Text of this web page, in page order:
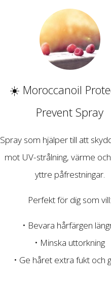
☀️ Moroccanoil
Prevent Spray
Spray som hjälper till att
mot UV-strålning, värme
yttre påfrestningar.
Perfekt för dig som vill:
• Bevara hårfärgen
• Minska uttorkning
• Ge håret extra fukt och